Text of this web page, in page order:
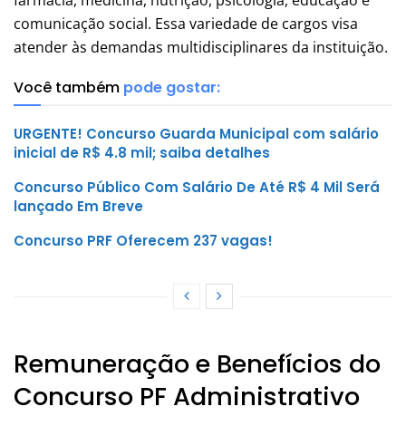
comunicação social. Essa variedade de cargos visa
atender às demandas multidisciplinares da instituição.
Você também pode gostar:
URGENTE! Concurso Guarda Municipal com salário
inicial de R$ 4.8 mil; saiba detalhes
Concurso Público Com Salário De Até R$ 4 Mil Será
lançado Em Breve
Concurso PRF Oferecem 237 vagas!
Remuneração e Benefícios do
Concurso PF Administrativo